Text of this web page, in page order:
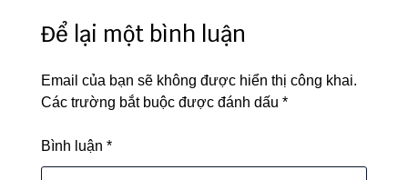
Để lại một bình luận
Email của bạn sẽ không được hiển thị công khai.
Các trường bắt buộc được đánh dấu *
Bình luận *